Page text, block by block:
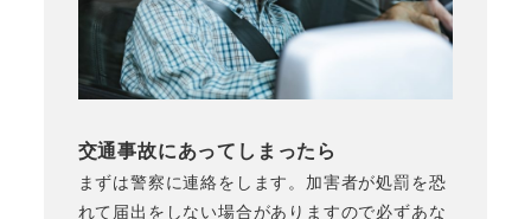
交通事故にあってしまったら
まずは警察に連絡をします。加害者が処罰を恐
れて届出をしない場合がありますので必ずあな